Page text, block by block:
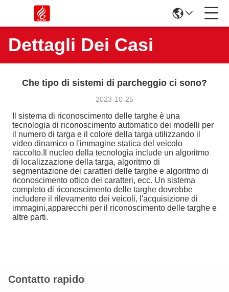
Dettagli Dei Casi
Che tipo di sistemi di parcheggio ci sono?
2023-10-25
Il sistema di riconoscimento delle targhe è una
tecnologia di riconoscimento automatico dei modelli per
il numero di targa e il colore della targa utilizzando il
video dinamico o l'immagine statica del veicolo
raccolto.Il nucleo della tecnologia include un algoritmo
di localizzazione della targa, algoritmo di
segmentazione dei caratteri delle targhe e algoritmo di
riconoscimento ottico dei caratteri, ecc. Un sistema
completo di riconoscimento delle targhe dovrebbe
includere il rilevamento dei veicoli, l'acquisizione di
immagini,apparecchi per il riconoscimento delle targhe e
altre parti.
Contatto rapido